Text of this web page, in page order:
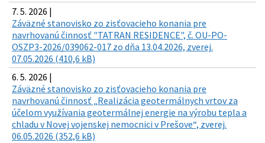
7. 5. 2026 |
Záväzné stanovisko zo zisťovacieho konania pre
navrhovanú činnosť "TATRAN RESIDENCE", č. OU-PO-
OSZP3-2026/039062-017 zo dňa 13.04.2026, zverej.
07.05.2026 (410,6 kB)
6. 5. 2026 |
Záväzné stanovisko zo zisťovacieho konania pre
navrhovanú činnosť „Realizácia geotermálnych vrtov za
účelom využívania geotermálnej energie na výrobu tepla a
chladu v Novej vojenskej nemocnici v Prešove“, zverej.
06.05.2026 (352,6 kB)